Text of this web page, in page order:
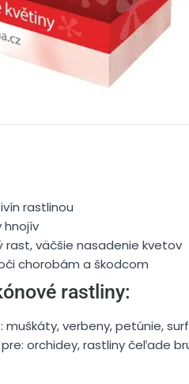
rastlinou
hnojív
rast, väčšie nasadenie kvetov
chorobám a škodcom
rastliny:
muškáty, verbeny, petúnie,
pre: orchidey, rastliny čeľade